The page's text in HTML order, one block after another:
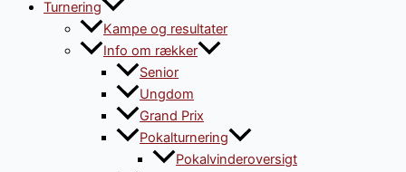
Turnering
Kampe og resultater
Info om rækker
Senior
Ungdom
Grand Prix
Pokalturnering
Pokalvinderoversigt